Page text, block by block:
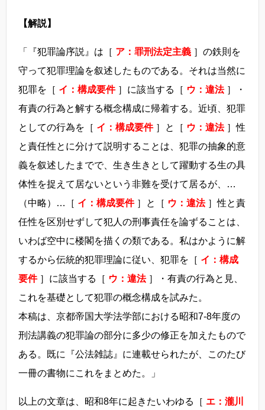
【解説】
「『犯罪論序説』は［ ア：罪刑法定主義 ］の鉄則を
守って犯罪理論を叙述したものである。それは当然に
犯罪を［ イ：構成要件］に該当する［ ウ：違法］・
有責の行為と解する概念構成に帰着する。近頃、犯罪
としての行為を［ イ：構成要件］と［ ウ：違法 ］性
と責任性とに分けて説明することは、犯罪の抽象的意
義を叙述したまでで、生き生きとして躍動する生の具
体性を捉えて居ないという非難を受けて居るが、…
（中略）…［ イ：構成要件］と［ ウ：違法］性と責
任性を区別せずして犯人の刑事責任を論ずることは、
いわば空中に楼閣を描くの類である。私はかように解
するから伝統的犯罪理論に従い、犯罪を［ イ：構成
要件］に該当する［ ウ：違法］・有責の行為と見、
これを基礎として犯罪の概念構成を試みた。
本稿は、京都帝国大学法学部における昭和7-8年度の
刑法講義の犯罪論の部分に多少の修正を加えたもので
ある。既に『公法雑誌』に連載せられたが、このたび
一冊の書物にこれをまとめた。」
以上の文章は、昭和8年に起きたいわゆる［ エ：瀧川